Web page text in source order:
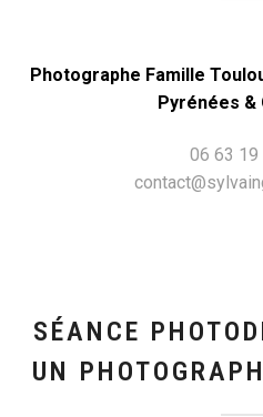
Photographe Famille
Pyrénées &
06 63 19
SÉANCE
UN